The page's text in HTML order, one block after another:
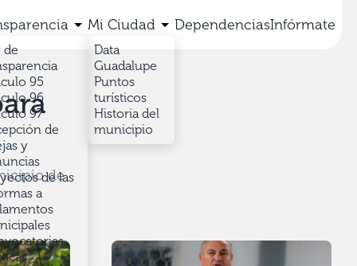
de
95
96
97
de
y
de las
a
Mi Ciudad
Data
Guadalupe
Puntos
turísticos
Historia del
municipio
DependenciasInfórmate
de